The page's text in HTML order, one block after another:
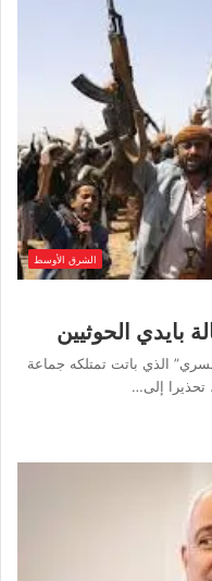
الشرق الأوسط
بايدي الحوثيين
الذي باتت تمتلكه جماعة
تحذيرا إلى…